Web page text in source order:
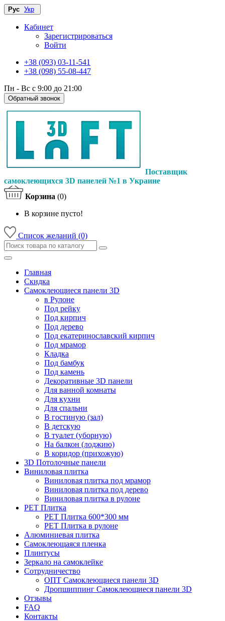
Рус Укр
Кабинет
Зарегистрироваться
Войти
+38 (093) 03-11-541
+38 (098) 55-08-447
Пн - Вс с 9:00 до 21:00
Обратный звонок
Поставщик
самоклеющихся 3D панелей №1 в Украине
Корзина (0)
В корзине пусто!
Список желаний (0)
Главная
Скидка
Самоклеющиеся панели 3D
в Рулоне
Под рейку
Под кирпич
Под дерево
Под екатеринославский кирпич
Под мрамор
Кладка
Под бамбук
Под камень
Декоративные 3D панели
Для ванной комнаты
Для кухни
Для спальни
В гостиную (зал)
В детскую
В туалет (уборную)
На балкон (лоджию)
В коридор (прихожую)
3D Потолочные панели
Виниловая плитка
Виниловая плитка под мрамор
Виниловая плитка под дерево
Виниловая плитка в рулоне
PET Плитка
PET Плитка 600*300 мм
PET Плитка в рулоне
Алюминиевая плитка
Самоклеющаяся пленка
Плинтусы
Зеркало на самоклейке
Сотрудничество
ОПТ Самоклеющиеся панели 3D
Дропшиппинг Самоклеющиеся панели 3D
Отзывы
FAQ
Контакты